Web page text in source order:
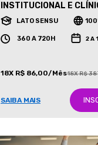
INSTITUCIONAL E
LATO SENSU
360 A 720H 2 A
18X R$ 86,00/Mês18X R$
SAIBA MAIS